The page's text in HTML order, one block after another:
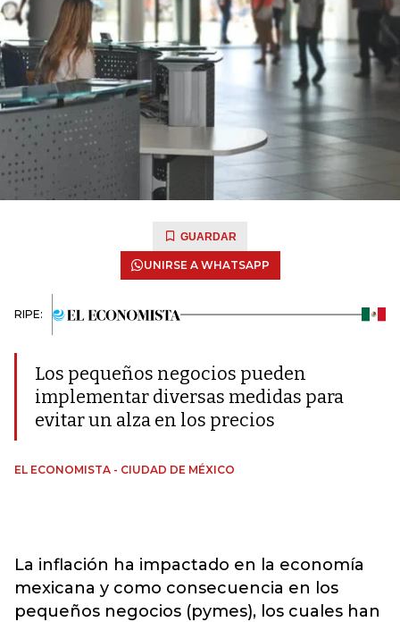
GUARDAR
UNIRSE A WHATSAPP
RIPE:
Los pequeños negocios pueden
implementar diversas medidas para
evitar un alza en los precios
EL ECONOMISTA - CIUDAD DE MÉXICO
La inflación ha impactado en la economía
mexicana y como consecuencia en los
pequeños negocios (pymes), los cuales han